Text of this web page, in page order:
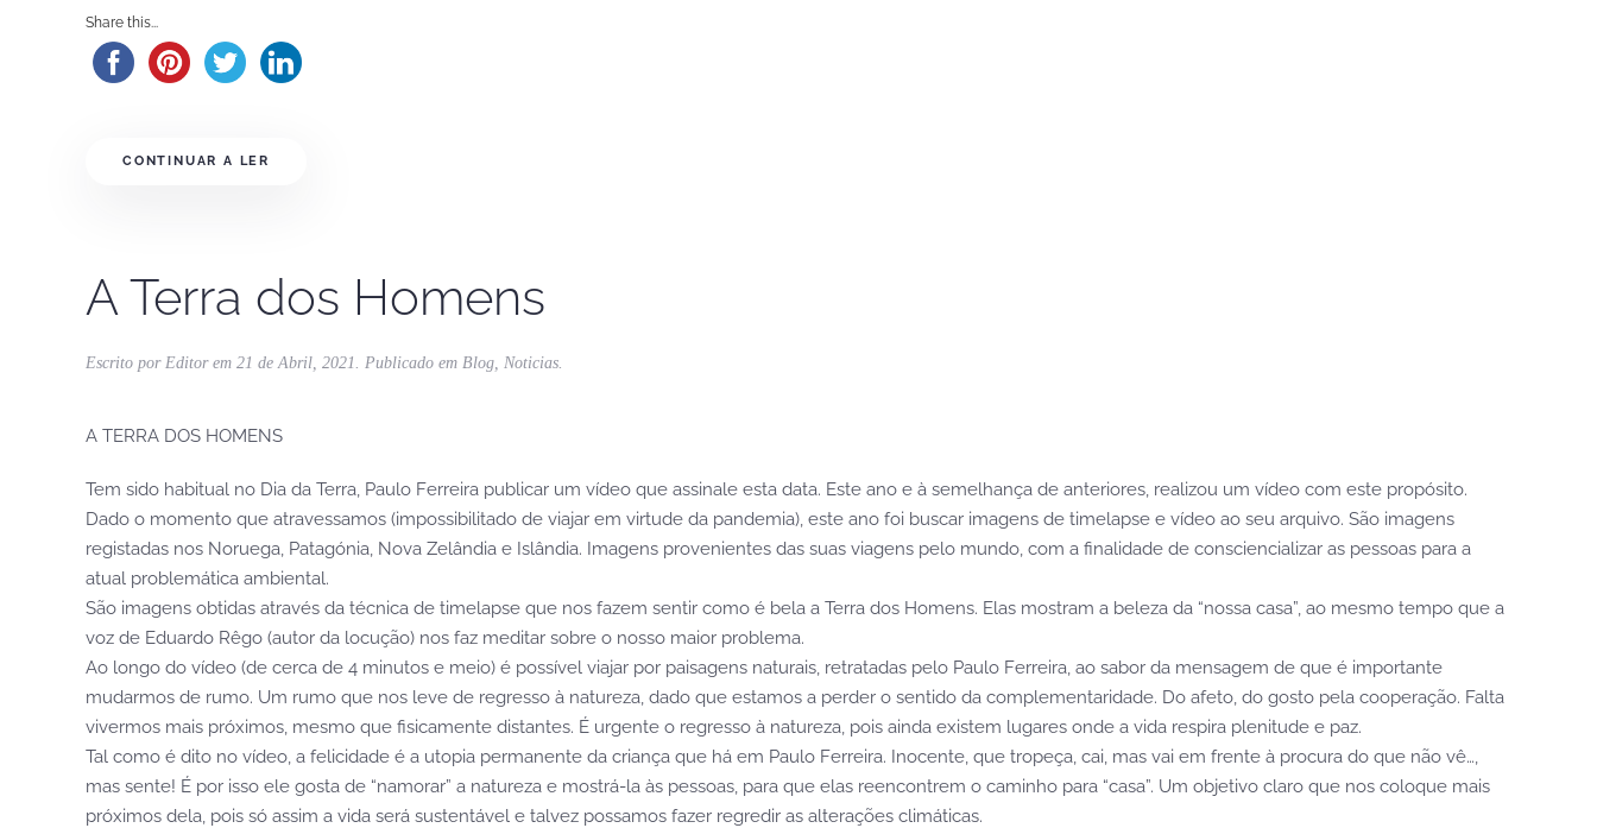
Share this...
CONTINUAR A LER
A Terra dos Homens
Escrito por Editorem 21 de Abril, 2021. Publicado em Blog, Noticias.
A TERRA DOS HOMENS
Tem sido habitual no Dia da Terra, Paulo Ferreira publicar um vídeo que assinale esta data. Este ano e à semelhança de anteriores, realizou um vídeo com este propósito.
Dado o momento que atravessamos (impossibilitado de viajar em virtude da pandemia), este ano foi buscar imagens de timelapse e vídeo ao seu arquivo. São imagens
registadas nos Noruega, Patagónia, Nova Zelândia e Islândia. Imagens provenientes das suas viagens pelo mundo, com a finalidade de consciencializar as pessoas para a
atual problemática ambiental.
São imagens obtidas através da técnica de timelapse que nos fazem sentir como é bela a Terra dos Homens. Elas mostram a beleza da “nossa casa”, ao mesmo tempo que a
voz de Eduardo Rêgo (autor da locução) nos faz meditar sobre o nosso maior problema.
Ao longo do vídeo (de cerca de 4 minutos e meio) é possível viajar por paisagens naturais, retratadas pelo Paulo Ferreira, ao sabor da mensagem de que é importante
mudarmos de rumo. Um rumo que nos leve de regresso à natureza, dado que estamos a perder o sentido da complementaridade. Do afeto, do gosto pela cooperação. Falta
vivermos mais próximos, mesmo que fisicamente distantes. É urgente o regresso à natureza, pois ainda existem lugares onde a vida respira plenitude e paz.
Tal como é dito no vídeo, a felicidade é a utopia permanente da criança que há em Paulo Ferreira. Inocente, que tropeça, cai, mas vai em frente à procura do que não vê…,
mas sente! É por isso ele gosta de “namorar” a natureza e mostrá-la às pessoas, para que elas reencontrem o caminho para “casa”. Um objetivo claro que nos coloque mais
próximos dela, pois só assim a vida será sustentável e talvez possamos fazer regredir as alterações climáticas.